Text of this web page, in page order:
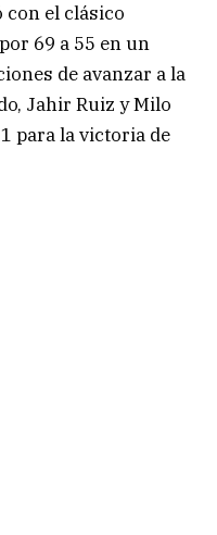
con el clásico
69 a 55 en un
de avanzar a la
Jahir Ruiz y Milo
para la victoria de